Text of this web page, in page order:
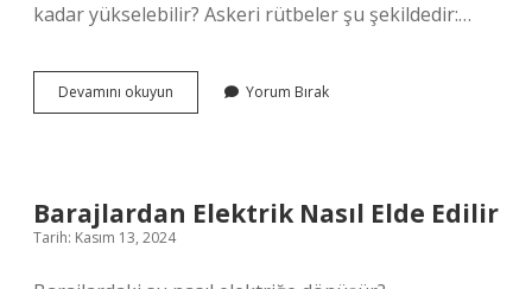
kadar yükselebilir? Askeri rütbeler şu şekildedir:…
Devamını okuyun Asteğmen
Teğmen
Yorum Bırak
Barajlardan Elektrik Nasıl Elde Edilir
Tarih: Kasım 13, 2024